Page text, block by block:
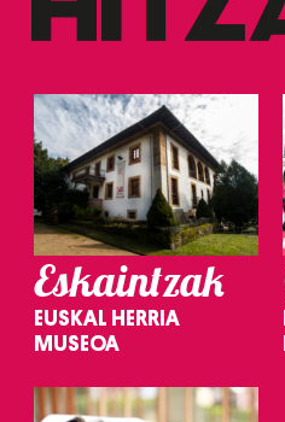
Eskaintzak
EUSKAL HERRIA
MUSEOA